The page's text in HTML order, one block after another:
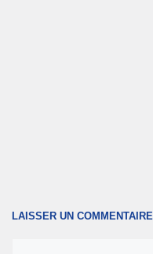
LAISSER UN COMMENTAIRE